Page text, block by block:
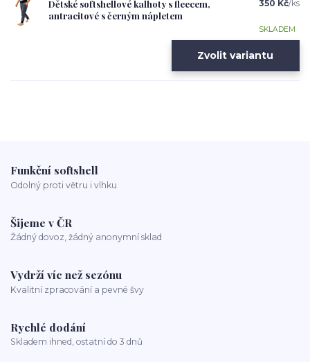
Dětské softshellové kalhoty s fleecem,
antracitové s černým nápletem
350 Kč/ks
SKLADEM
Zvolit variantu
Funkční softshell
Odolný proti větru i vlhku
Šijeme v ČR
Žádný dovoz, žádný anonymní sklad
Vydrží víc než sezónu
Kvalitní zpracování a pevné švy
Rychlé dodání
Skladem ihned, ostatní do 3 dnů